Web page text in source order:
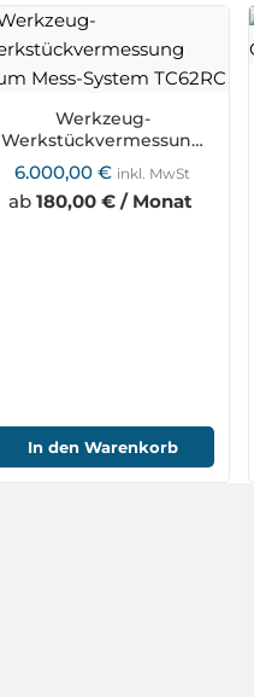
Werkzeug-
Werkstückvermessung
Blum Mess-System
TC62RC
6.000,00€ inkl. MwSt
ab 180,00 € / Monat
In den Warenkorb